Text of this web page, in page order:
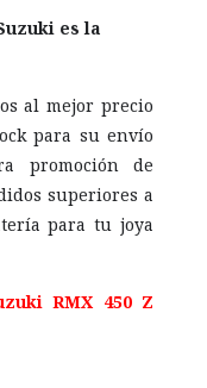
es la
al mejor precio
para su envío
promoción de
superiores a
para tu joya
RMX 450 Z